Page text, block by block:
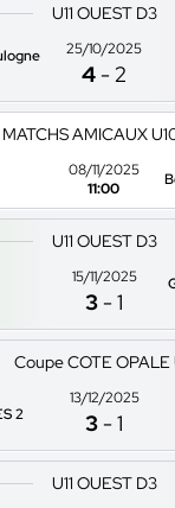
U11 OUEST D3
25/10/2025
4 -2
MATCHS AMICAUX
08/11/2025
11:00
U11 OUEST D3
15/11/2025
3 -1
Coupe COTE OPALE
2
13/12/2025
3 -1
U11 OUEST D3